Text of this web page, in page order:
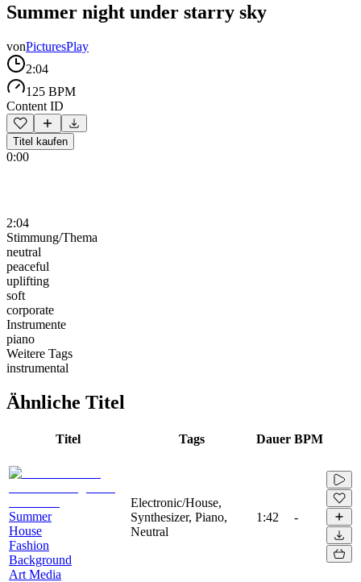
Summer night under starry sky
vonPicturesPlay
2:04
125 BPM
Content ID
Titel kaufen
0:00
2:04
Stimmung/Thema
neutral
peaceful
uplifting
soft
corporate
Instrumente
piano
Weitere Tags
instrumental
Ähnliche Titel
Titel Tags Dauer BPM
Summer
House
Fashion
Background
Art Media
Electronic/House,
Synthesizer, Piano,
Neutral
1:42 -